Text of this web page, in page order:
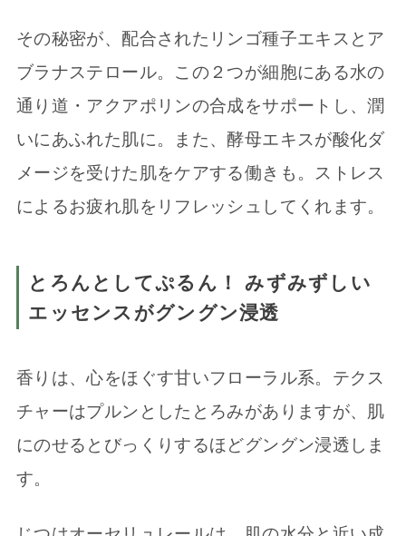
その秘密が、配合されたリンゴ種子エキスとア
ブラナステロール。この２つが細胞にある水の
通り道・アクアポリンの合成をサポートし、潤
いにあふれた肌に。また、酵母エキスが酸化ダ
メージを受けた肌をケアする働きも。ストレス
によるお疲れ肌をリフレッシュしてくれます。
とろんとしてぷるん！ みずみずしい
エッセンスがグングン浸透
香りは、心をほぐす甘いフローラル系。テクス
チャーはプルンとしたとろみがありますが、肌
にのせるとびっくりするほどグングン浸透しま
す。